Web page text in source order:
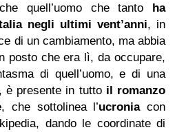
quell’uomo che tanto ha
negli ultimi vent’anni, in
di un cambiamento, ma abbia
posto che era lì, da occupare,
di quell’uomo, e di una
è presente in tutto il romanzo
, che sottolinea l’ucroniacon
dando le coordinate di